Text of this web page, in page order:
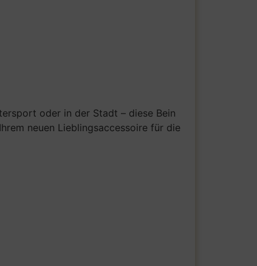
oder in der Stadt – diese Bein
neuen Lieblingsaccessoire für die